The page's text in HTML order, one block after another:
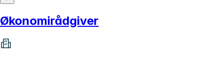
Økonomirådgiver